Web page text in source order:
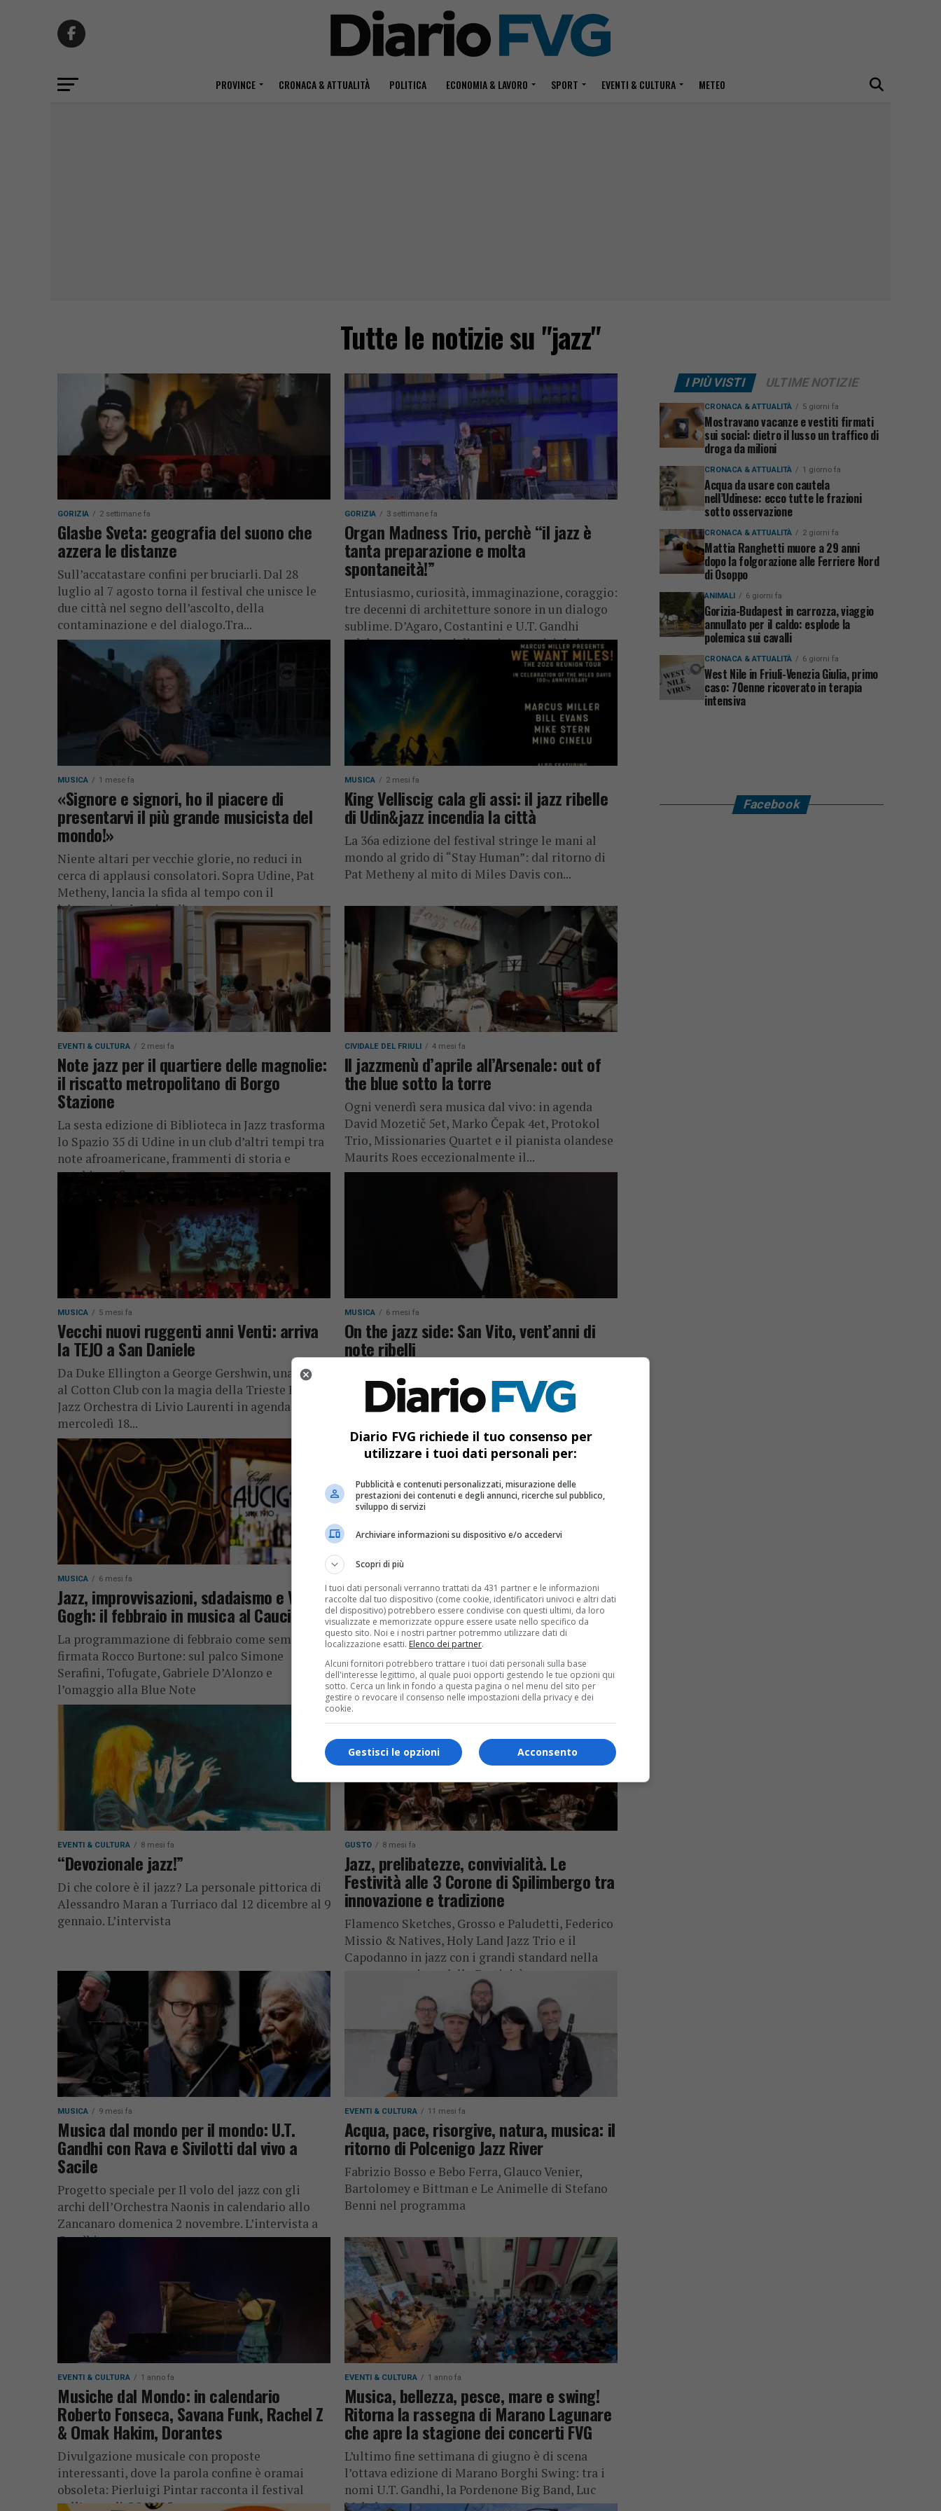
PROVINCE CRONACA & ATTUALITÀ POLITICA ECONOMIA & LAVORO SPORT EVENTI & CULTURA METEO
Tutte le notizie su "jazz"
GORIZIA 2 settimane fa
Glasbe Sveta: geografia del suono che
azzera le distanze
Sull’accatastare confini per bruciarli. Dal 28
luglio al 7 agosto torna il festival che unisce le
due città nel segno dell’ascolto, della
contaminazione e del dialogo.Tra...
GORIZIA 3 settimane fa
Organ Madness Trio, perchè “il jazz è
tanta preparazione e molta
spontaneità!”
Entusiasmo, curiosità, immaginazione, coraggio:
tre decenni di architetture sonore in un dialogo
sublime. D’Agaro, Costantini e U.T. Gandhi
celebrano trent’anni di musica e amicizia in
MUSICA 1 mese fa
«Signore e signori, ho il piacere di
presentarvi il più grande musicista del
mondo!»
Niente altari per vecchie glorie, no reduci in
cerca di applausi consolatori. Sopra Udine, Pat
Metheny, lancia la sfida al tempo con il
laboratorio elettrico di...
MUSICA 2 mesi fa
King Velliscig cala gli assi: il jazz ribelle
di Udin&jazz incendia la città
La 36a edizione del festival stringe le mani al
mondo al grido di “Stay Human”: dal ritorno di
Pat Metheny al mito di Miles Davis con...
EVENTI & CULTURA 2 mesi fa
Note jazz per il quartiere delle magnolie:
il riscatto metropolitano di Borgo
Stazione
La sesta edizione di Biblioteca in Jazz trasforma
lo Spazio 35 di Udine in un club d’altri tempi tra
note afroamericane, frammenti di storia e
autobiografie...
CIVIDALE DEL FRIULI 4 mesi fa
Il jazzmenù d’aprile all’Arsenale: out of
the blue sotto la torre
Ogni venerdì sera musica dal vivo: in agenda
David Mozetič 5et, Marko Čepak 4et, Protokol
Trio, Missionaries Quartet e il pianista olandese
Maurits Roes eccezionalmente il...
MUSICA 5 mesi fa
Vecchi nuovi ruggenti anni Venti: arriva
la TEJO a San Daniele
Da Duke Ellington a George Gershwin, una notte
al Cotton Club con la magia della Trieste Early
Jazz Orchestra di Livio Laurenti in agenda
mercoledì 18...
MUSICA 6 mesi fa
On the jazz side: San Vito, vent’anni di
note ribelli
prime assolute griffate dal signor jazz, Flavio
Massarutto. James Brandon Lewis il big
MUSICA 6 mesi fa
Jazz, improvvisazioni, sdadaismo e Van
Gogh: il febbraio in musica al Caucigh
La programmazione di febbraio come sempre
firmata Rocco Burtone: sul palco Simone
Serafini, Tofugate, Gabriele D’Alonzo e
l’omaggio alla Blue Note
Quelle serate sotto la torre del jazz!
Sempre protagonista il grande jazz all’Arsenale
di Cividale ogni venerdì sera: in agenda
Davanzo-Morpurgo-Vattovaz, i Tres Latin Jazz
direttamente dall’Argentina, il Limen Trio con
jam a...
EVENTI & CULTURA 8 mesi fa
“Devozionale jazz!”
Di che colore è il jazz? La personale pittorica di
Alessandro Maran a Turriaco dal 12 dicembre al 9
gennaio. L’intervista
GUSTO 8 mesi fa
Jazz, prelibatezze, convivialità. Le
Festività alle 3 Corone di Spilimbergo tra
innovazione e tradizione
Flamenco Sketches, Grosso e Paludetti, Federico
Missio & Natives, Holy Land Jazz Trio e il
Capodanno in jazz con i grandi standard nella
programmazione delle Festività....
MUSICA 9 mesi fa
Musica dal mondo per il mondo: U.T.
Gandhi con Rava e Sivilotti dal vivo a
Sacile
Progetto speciale per Il volo del jazz con gli
archi dell’Orchestra Naonis in calendario allo
Zancanaro domenica 2 novembre. L’intervista a
Gandhi
EVENTI & CULTURA 11 mesi fa
Acqua, pace, risorgive, natura, musica: il
ritorno di Polcenigo Jazz River
Fabrizio Bosso e Bebo Ferra, Glauco Venier,
Bartolomey e Bittman e Le Animelle di Stefano
Benni nel programma
EVENTI & CULTURA 1 anno fa
Musiche dal Mondo: in calendario
Roberto Fonseca, Savana Funk, Rachel Z
& Omak Hakim, Dorantes
Divulgazione musicale con proposte
interessanti, dove la parola confine è oramai
obsoleta: Pierluigi Pintar racconta il festival
nell’anno di GO!2025
EVENTI & CULTURA 1 anno fa
Musica, bellezza, pesce, mare e swing!
Ritorna la rassegna di Marano Lagunare
che apre la stagione dei concerti FVG
L’ultimo fine settimana di giugno è di scena
l’ottava edizione di Marano Borghi Swing: tra i
nomi U.T. Gandhi, la Pordenone Big Band, Luc
Mabal e...
I PIÙ VISTI ULTIME NOTIZIE
CRONACA & ATTUALITÀ 5 giorni fa
Mostravano vacanze e vestiti firmati
sui social: dietro il lusso un traffico di
droga da milioni
CRONACA & ATTUALITÀ 1 giorno fa
Acqua da usare con cautela
nell’Udinese: ecco tutte le frazioni
sotto osservazione
CRONACA & ATTUALITÀ 2 giorni fa
Mattia Ranghetti muore a 29 anni
dopo la folgorazione alle Ferriere Nord
di Osoppo
ANIMALI 6 giorni fa
Gorizia-Budapest in carrozza, viaggio
annullato per il caldo: esplode la
polemica sui cavalli
CRONACA & ATTUALITÀ 6 giorni fa
West Nile in Friuli-Venezia Giulia, primo
caso: 70enne ricoverato in terapia
intensiva
Facebook
Diario FVG richiede il tuo consenso per
utilizzare i tuoi dati personali per:
Pubblicità e contenuti personalizzati, misurazione delle
prestazioni dei contenuti e degli annunci, ricerche sul pubblico,
sviluppo di servizi
Archiviare informazioni su dispositivo e/o accedervi
Scopri di più
I tuoi dati personali verranno trattati da 431 partner e le informazioni
raccolte dal tuo dispositivo (come cookie, identificatori univoci e altri dati
del dispositivo) potrebbero essere condivise con questi ultimi, da loro
visualizzate e memorizzate oppure essere usate nello specifico da
questo sito. Noi e i nostri partner potremmo utilizzare dati di
localizzazione esatti. Elenco dei partner.
Alcuni fornitori potrebbero trattare i tuoi dati personali sulla base
dell'interesse legittimo, al quale puoi opporti gestendo le tue opzioni qui
sotto. Cerca un link in fondo a questa pagina o nel menu del sito per
gestire o revocare il consenso nelle impostazioni della privacy e dei
cookie.
Acconsento
Gestisci le opzioni